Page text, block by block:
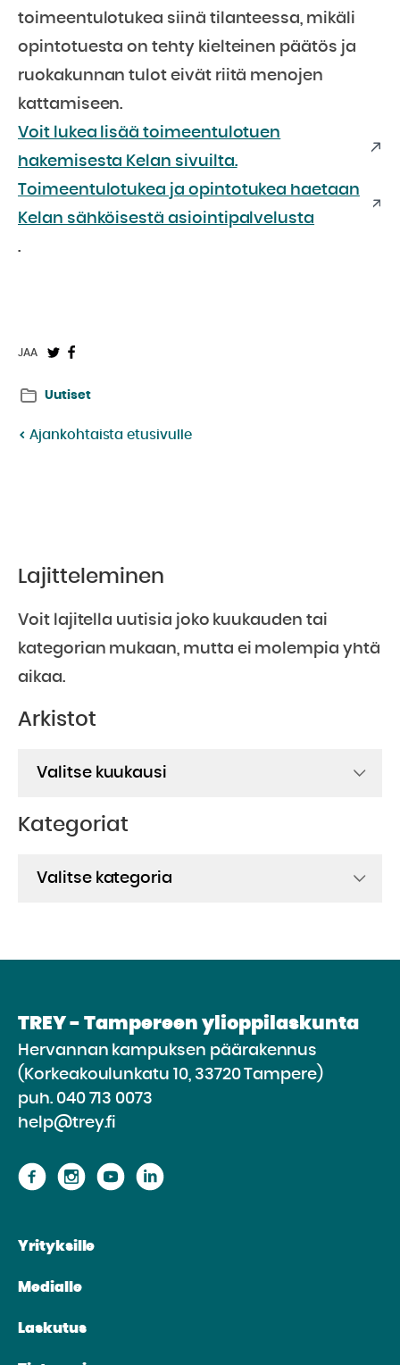
toimeentulotukea siinä tilanteessa, mikäli
opintotuesta on tehty kielteinen päätös ja
ruokakunnan tulot eivät riitä menojen
kattamiseen.
Voit lukea lisää toimeentulotuen
hakemisesta Kelan sivuilta.
Toimeentulotukea ja opintotukea haetaan
Kelan sähköisestä asiointipalvelusta
.
JAA
JaaJaa
Uutiset
Ajankohtaista etusivulle
Lajitteleminen
Voit lajitella uutisia joko kuukauden tai
kategorian mukaan, mutta ei molempia yhtä
aikaa.
Arkistot
Kategoriat
TREY - Tampereen ylioppilaskunta
Hervannan kampuksen päärakennus
(Korkeakoulunkatu 10, 33720 Tampere)
puh. 040 713 0073
help@trey.fi
SiirrySiirrySiirrySiirry
Yrityksille
Medialle
Laskutus